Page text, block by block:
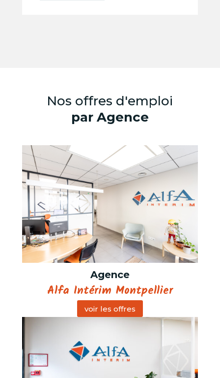
Nos offres d'emploi
par Agence
Agence
Alfa Intérim Montpellier
voir les offres